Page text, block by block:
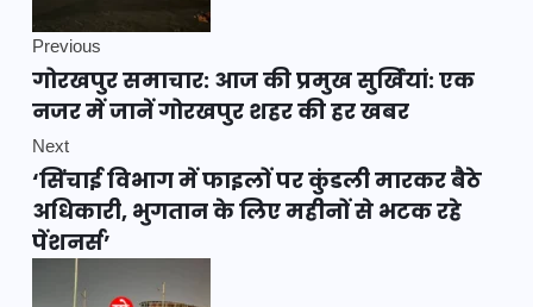
Previous
गोरखपुर समाचार: आज की प्रमुख सुर्खियां: एक
नजर में जानें गोरखपुर शहर की हर खबर
Next
‘सिंचाई विभाग में फाइलों पर कुंडली मारकर बैठे
अधिकारी, भुगतान के लिए महीनों से भटक रहे
पेंशनर्स’